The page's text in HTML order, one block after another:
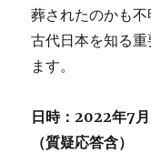
葬されたのかも
古代日本を知る
ます。
日時：2022年7
（質疑応答含）